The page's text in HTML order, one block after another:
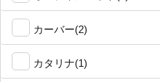
カーバー(2)
カタリナ(1)